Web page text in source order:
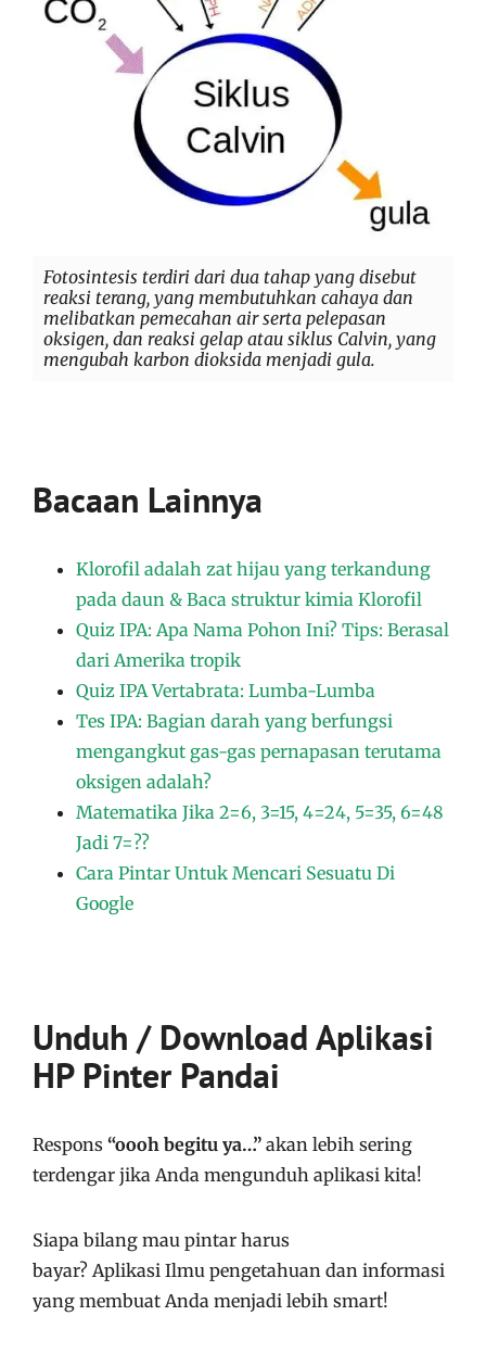
Fotosintesis terdiri dari dua tahap yang disebut
reaksi terang, yang membutuhkan cahaya dan
melibatkan pemecahan air serta pelepasan
oksigen, dan reaksi gelap atau siklus Calvin, yang
mengubah karbon dioksida menjadi gula.
Bacaan Lainnya
Klorofil adalah zat hijau yang terkandung
pada daun & Baca struktur kimia Klorofil
Quiz IPA: Apa Nama Pohon Ini? Tips: Berasal
dari Amerika tropik
Quiz IPA Vertabrata: Lumba-Lumba
Tes IPA: Bagian darah yang berfungsi
mengangkut gas-gas pernapasan terutama
oksigen adalah?
Matematika Jika 2=6, 3=15, 4=24, 5=35, 6=48
Jadi 7=??
Cara Pintar Untuk Mencari Sesuatu Di
Google
Unduh / Download Aplikasi
HP Pinter Pandai
Respons “oooh begitu ya…” akan lebih sering
terdengar jika Anda mengunduh aplikasi kita!
Siapa bilang mau pintar harus
bayar? Aplikasi Ilmu pengetahuan dan informasi
yang membuat Anda menjadi lebih smart!